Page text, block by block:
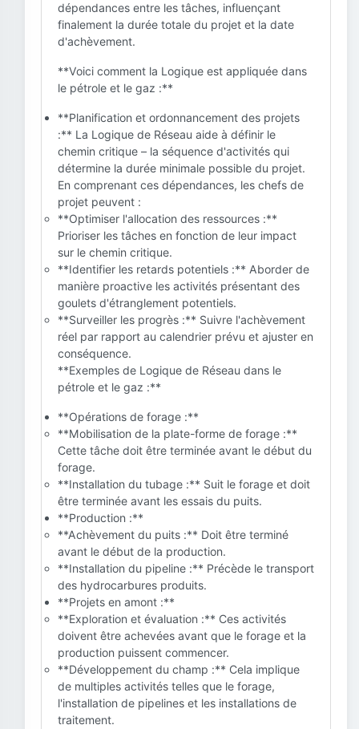
dépendances entre les tâches, influençant
finalement la durée totale du projet et la date
d'achèvement.
**Voici comment la Logique est appliquée dans
le pétrole et le gaz :**
**Planification et ordonnancement des projets
:** La Logique de Réseau aide à définir le
chemin critique – la séquence d'activités qui
détermine la durée minimale possible du projet.
En comprenant ces dépendances, les chefs de
projet peuvent :
**Optimiser l'allocation des ressources :**
Prioriser les tâches en fonction de leur impact
sur le chemin critique.
**Identifier les retards potentiels :** Aborder de
manière proactive les activités présentant des
goulets d'étranglement potentiels.
**Surveiller les progrès :** Suivre l'achèvement
réel par rapport au calendrier prévu et ajuster en
conséquence.
**Exemples de Logique de Réseau dans le
pétrole et le gaz :**
**Opérations de forage :**
**Mobilisation de la plate-forme de forage :**
Cette tâche doit être terminée avant le début du
forage.
**Installation du tubage :** Suit le forage et doit
être terminée avant les essais du puits.
**Production :**
**Achèvement du puits :** Doit être terminé
avant le début de la production.
**Installation du pipeline :** Précède le transport
des hydrocarbures produits.
**Projets en amont :**
**Exploration et évaluation :** Ces activités
doivent être achevées avant que le forage et la
production puissent commencer.
**Développement du champ :** Cela implique
de multiples activités telles que le forage,
l'installation de pipelines et les installations de
traitement.